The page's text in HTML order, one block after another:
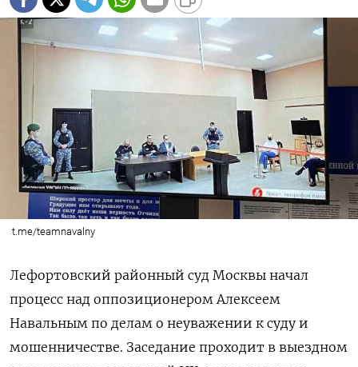
t.me/teamnavalny
Лефортовский районный суд Москвы начал
процесс над оппозиционером Алексеем
Навальным по делам о неуважении к суду и
мошенничестве. Заседание проходит в выездном